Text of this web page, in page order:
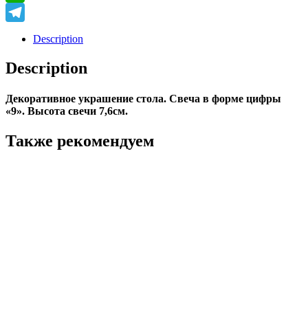
WhatsApp
Description
Description
Декоративное украшение стола. Свеча в форме цифры
«9». Высота свечи 7,6см.
Также рекомендуем